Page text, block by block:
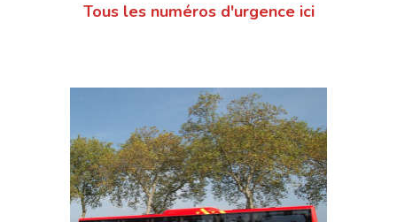
Tous les numéros d'urgence ici